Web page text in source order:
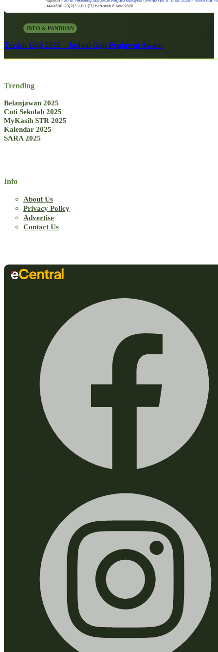
INFO & PANDUAN
Tarikh Gaji 2026 – Jadual Gaji Penjawat Awam
Trending
Belanjawan 2025
Cuti Sekolah 2025
MyKasih STR 2025
Kalendar 2025
SARA 2025
Info
About Us
Privacy Policy
Advertise
Contact Us